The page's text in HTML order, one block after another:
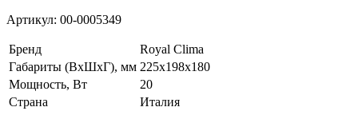
Артикул: 00-0005349
Бренд
Royal Clima
Габариты (ВхШхГ), мм 225x198x180
Мощность, Вт
20
Страна
Италия